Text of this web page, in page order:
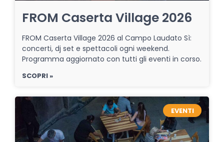
FROM Caserta Village 2026
FROM Caserta Village 2026 al Campo Laudato Sì:
concerti, dj set e spettacoli ogni weekend.
Programma aggiornato con tutti gli eventi in corso.
SCOPRI »
EVENTI